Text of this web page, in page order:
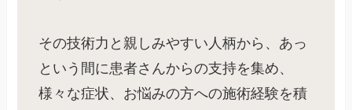
その技術力と親しみやすい人柄から、あっ
という間に患者さんからの支持を集め、
様々な症状、お悩みの方への施術経験を積